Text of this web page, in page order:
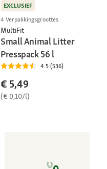
EXCLUSIEF
4 Verpakkingsgroottes
MultiFit
Small Animal Litter
Presspack 56 l
4.5 (536)
€ 5,49
(€ 0,10/l)